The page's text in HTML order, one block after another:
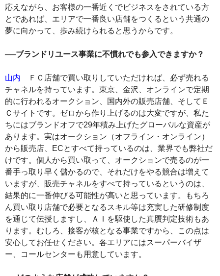
応えながら、お客様の一番近くでビジネスをされている方
とであれば、エリアで一番良い店舗をつくるという共通の
夢に向かって、歩み続けられると思うからです。
──ブランドリユース事業に不慣れでも参入できますか？
山内 ＦＣ店舗で買い取りしていただければ、必ず売れる
チャネルを持っています。東京、金沢、オンラインで定期
的に行われるオークション、国内外の販売店舗、そしてＥ
Ｃサイトです。ゼロから作り上げるのは大変ですが、私た
ちにはブランドオフで29年積み上げたグローバルな資産が
あります。実はオークション（オフライン・オンライン）
から販売店、ECとすべて持っているのは、業界でも弊社だ
けです。個人から買い取って、オークションで売るのが一
番手っ取り早く儲かるので、それだけをやる競合は増えて
いますが、販売チャネルをすべて持っているというのは、
結果的に一番伸びる可能性が高いと思っています。もちろ
ん買い取り店舗で必要となるスキル等は充実した研修制度
を通じて伝授しますし、ＡＩを駆使した真贋判定技術もあ
ります。むしろ、接客が核となる事業ですから、この点は
安心してお任せください。各エリアにはスーパーバイザ
ー、コールセンターも用意しています。